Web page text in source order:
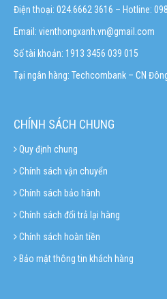
Điện thoại: 024.6662 3616 – Hotline:
Email: vienthongxanh.vn@gmail.com
Số tài khoản: 1913 3456 039 015
Tại ngân hàng: Techcombank – CN
CHÍNH SÁCH CHUNG
Quy định chung
Chính sách vận chuyển
Chính sách bảo hành
Chính sách đổi trả lại hàng
Chính sách hoàn tiền
Bảo mật thông tin khách hàng